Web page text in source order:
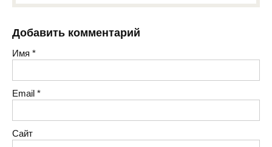
Добавить комментарий
Имя *
Email *
Сайт